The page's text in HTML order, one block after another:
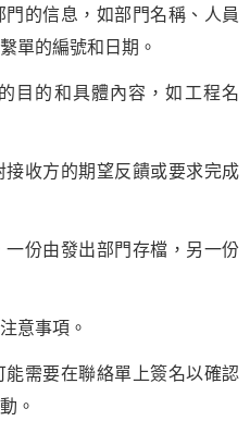
的信息，如部門名稱、人員
單的編號和日期。
目的和具體內容，如工程名
收方的期望反饋或要求完成
份由發出部門存檔，另一份
意事項。
需要在聯絡單上簽名以確認
。